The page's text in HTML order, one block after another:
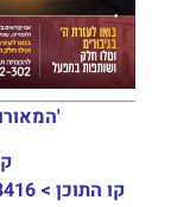
קו התוכן >